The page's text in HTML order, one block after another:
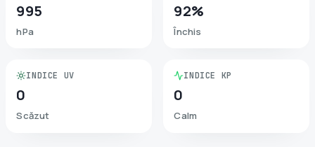
995
hPa
92%
Închis
INDICE UV
0
Scăzut
INDICE KP
0
Calm